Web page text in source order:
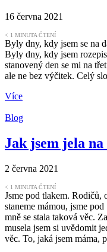
16 června 2021
< 1 MINUTA ČTENÍ
Byly dny, kdy jsem se na
Byly dny, kdy jsem
stanovený den se mi na
ale ne bez výčitek. Celý
Více
Blog
Jak jsem jela
2 června 2021
< 1 MINUTA ČTENÍ
Jsme pod tlakem. Rodičů,
staneme mámou, jsme
mně se stala taková věc.
musela jsem si uvědomit
věc. To, jaká jsem